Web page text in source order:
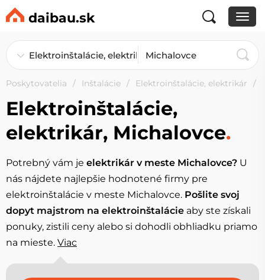
daibau.sk
Poskytovatelia Inštalácie Elektroinštalácie, elektrikár
Elektroinštalácie,
elektrikár, Michalovce.
Potrebný vám je elektrikár v meste Michalovce? U
nás nájdete najlepšie hodnotené firmy pre
elektroinštalácie v meste Michalovce. Pošlite svoj
dopyt majstrom na elektroinštalácie aby ste získali
ponuky, zistili ceny alebo si dohodli obhliadku priamo
na mieste. Viac